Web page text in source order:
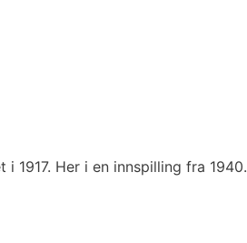
1917. Her i en innspilling fra 1940.